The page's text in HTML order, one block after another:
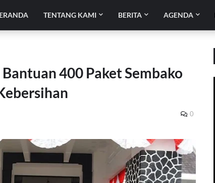
TENTANG KAMI BERITA AGENDA
400 Paket Sembako
0